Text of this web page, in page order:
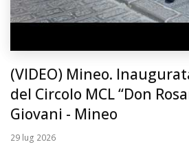
(VIDEO) Mineo.
del Circolo MCL “Don
Giovani - Mineo
29 lug 2026